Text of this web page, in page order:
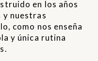
en los años
y nuestras
como nos enseña
y única rutina